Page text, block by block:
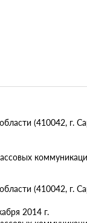
(410042, г.
(410042, г.
2014 г.